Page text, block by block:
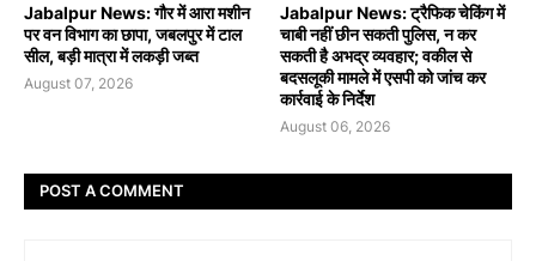
Jabalpur News: गौर में आरा मशीन
पर वन विभाग का छापा, जबलपुर में टाल
सील, बड़ी मात्रा में लकड़ी जब्त
August 07, 2026
Jabalpur News: ट्रैफिक चेकिंग में
चाबी नहीं छीन सकती पुलिस, न कर
सकती है अभद्र व्यवहार; वकील से
बदसलूकी मामले में एसपी को जांच कर
कार्रवाई के निर्देश
August 06, 2026
POST A COMMENT